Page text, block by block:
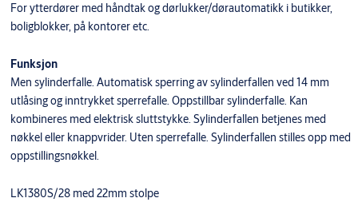
For ytterdører med håndtak og dørlukker/dørautomatikk i butikker,
boligblokker, på kontorer etc.
Funksjon
Men sylinderfalle. Automatisk sperring av sylinderfallen ved 14 mm
utlåsing og inntrykket sperrefalle. Oppstillbar sylinderfalle. Kan
kombineres med elektrisk sluttstykke. Sylinderfallen betjenes med
nøkkel eller knappvrider. Uten sperrefalle. Sylinderfallen stilles opp med
oppstillingsnøkkel.
LK1380S/28 med 22mm stolpe